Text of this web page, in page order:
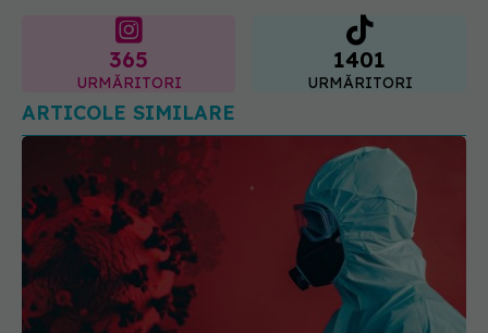
365
URMĂRITORI
1401
URMĂRITORI
ARTICOLE SIMILARE